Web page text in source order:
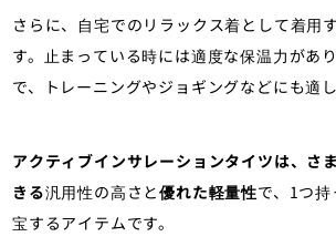
さらに、自宅でのリラックス着として着用
す。止まっている時には適度な保温力があ
で、トレーニングやジョギングなどにも適し
アクティブインサレーションタイツは、さ
きる汎用性の高さと優れた軽量性で、1つ
宝するアイテムです。